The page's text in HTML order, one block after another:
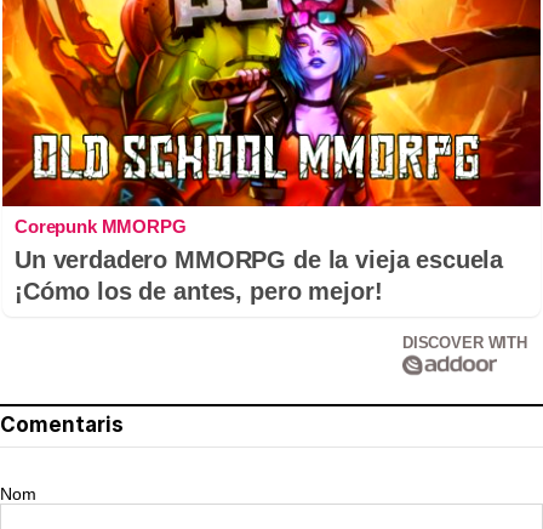
Corepunk MMORPG
Un verdadero MMORPG de la vieja escuela
¡Cómo los de antes, pero mejor!
DISCOVER WITH
Comentaris
Nom